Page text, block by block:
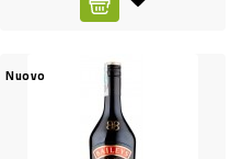
Nuovo